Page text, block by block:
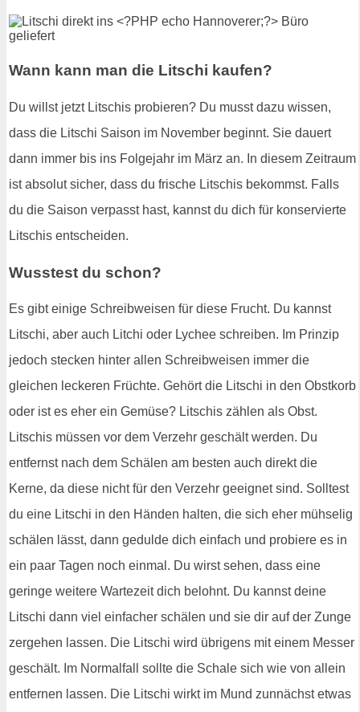
Wann kann man die Litschi kaufen?
Du willst jetzt Litschis probieren? Du musst dazu wissen,
dass die Litschi Saison im November beginnt. Sie dauert
dann immer bis ins Folgejahr im März an. In diesem Zeitraum
ist absolut sicher, dass du frische Litschis bekommst. Falls
du die Saison verpasst hast, kannst du dich für konservierte
Litschis entscheiden.
Wusstest du schon?
Es gibt einige Schreibweisen für diese Frucht. Du kannst
Litschi, aber auch Litchi oder Lychee schreiben. Im Prinzip
jedoch stecken hinter allen Schreibweisen immer die
gleichen leckeren Früchte. Gehört die Litschi in den Obstkorb
oder ist es eher ein Gemüse? Litschis zählen als Obst.
Litschis müssen vor dem Verzehr geschält werden. Du
entfernst nach dem Schälen am besten auch direkt die
Kerne, da diese nicht für den Verzehr geeignet sind. Solltest
du eine Litschi in den Händen halten, die sich eher mühselig
schälen lässt, dann gedulde dich einfach und probiere es in
ein paar Tagen noch einmal. Du wirst sehen, dass eine
geringe weitere Wartezeit dich belohnt. Du kannst deine
Litschi dann viel einfacher schälen und sie dir auf der Zunge
zergehen lassen. Die Litschi wird übrigens mit einem Messer
geschält. Im Normalfall sollte die Schale sich wie von allein
entfernen lassen. Die Litschi wirkt im Mund zunnächst etwas